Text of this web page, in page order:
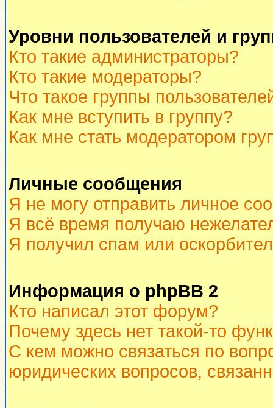
Уровни пользователей и
Кто такие администраторы?
Кто такие модераторы?
Что такое группы
Как мне вступить в группу?
Как мне стать модератором
Личные сообщения
Я не могу отправить личное
Я всё время получаю
Я получил спам или
Информация о phpBB 2
Кто написал этот форум?
Почему здесь нет такой-то
С кем можно связаться по
юридических вопросов,